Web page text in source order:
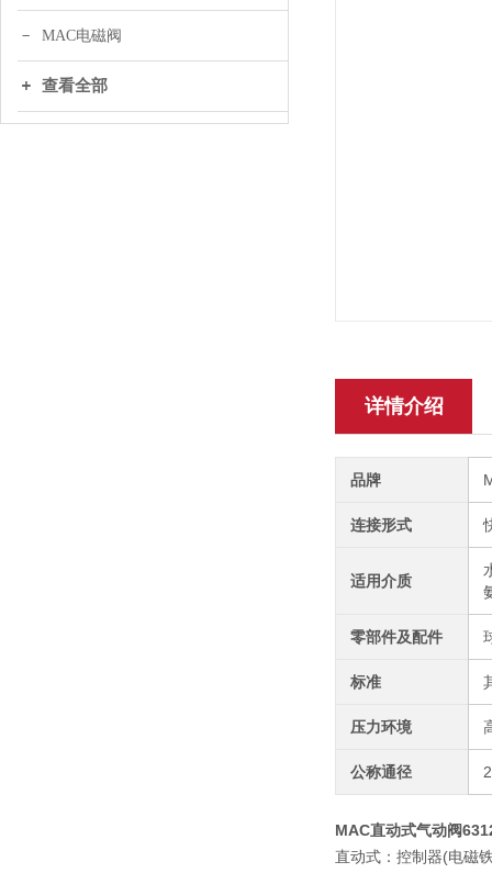
MAC电磁阀
查看全部
详情介绍
品牌
连接形式
适用介质
零部件及配件
标准
压力环境
公称通径
MAC直动式气动阀
直动式：控制器(电磁